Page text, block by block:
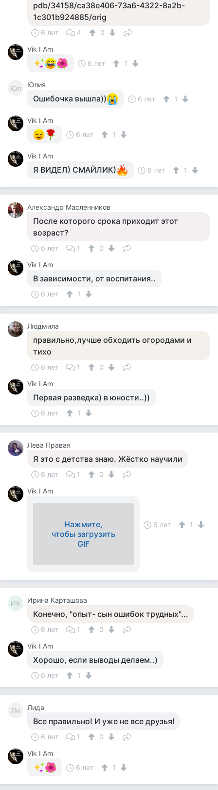
pdb/34158/ca38e406-73a6-4322-8a2b-
1c301b924885/orig
6 лет 4
0
Vik I Am
6 лет
1
Юл Юлия
Ошибочка вышла)) 6 лет 1
Vik I Am
6 лет
1
Vik I Am
Я ВИДЕЛ) СМАЙЛИК) 6 лет 1
Александр Масленников
После которого срока приходит этот
возраст?
6 лет 1
0
Vik I Am
В зависимости, от воспитания..
6 лет 1
Людмила
правильно,лучше обходить огородами и
тихо
6 лет 1
0
Vik I Am
Первая разведка) в юности..))
6 лет 1
Лева Правая
Я это с детства знаю. Жёстко научили
6 лет 1
0
Vik I Am
Нажмите,
чтобы загрузить
GIF
6 лет 1
ИК Ирина Карташова
Конечно, "опыт- сын ошибок трудных"...
6 лет 1
0
Vik I Am
Хорошо, если выводы делаем..)
6 лет 1
Ли Лида
Все правильно! И уже не все друзья!
6 лет 1
0
Vik I Am
6 лет
1